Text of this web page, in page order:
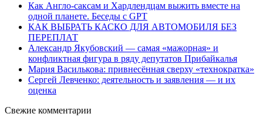
Как Англо-саксам и Хардлендцам выжить вместе на
одной планете. Беседы с GPT
КАК ВЫБРАТЬ КАСКО ДЛЯ АВТОМОБИЛЯ БЕЗ
ПЕРЕПЛАТ
Александр Якубовский — самая «мажорная» и
конфликтная фигура в ряду депутатов Прибайкалья
Мария Василькова: привнесённая сверху «технократка»
Сергей Левченко: деятельность и заявления — и их
оценка
Свежие комментарии